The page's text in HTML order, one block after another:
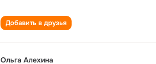
Добавить в друзья
Ольга Алехина